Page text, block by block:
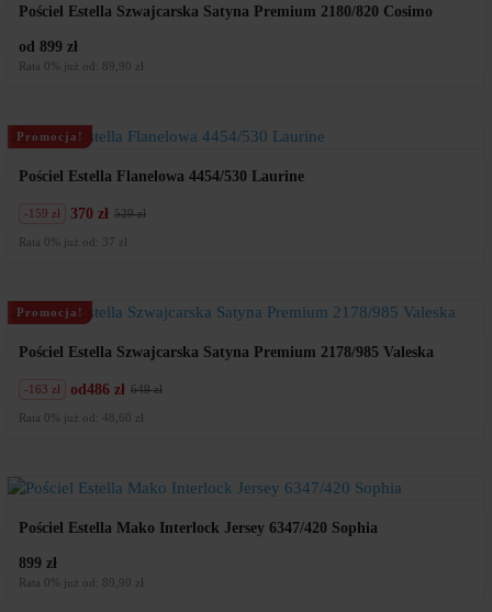
Pościel Estella Szwajcarska Satyna Premium 2180/820 Cosimo
od 899 zł
Rata 0% już od: 89,90 zł
Promocja!
Pościel Estella Flanelowa 4454/530 Laurine
529 zł
Pierwotna
cena
370 zł
Aktualna
cena
-159 zł
Rata 0% już od: 37 zł
Promocja!
Pościel Estella Szwajcarska Satyna Premium 2178/985 Valeska
od 649 zł
Pierwotna
cena
486 zł
Aktualna
cena
-163 zł
Rata 0% już od: 48,60 zł
Pościel Estella Mako Interlock Jersey 6347/420 Sophia
899 zł
Rata 0% już od: 89,90 zł